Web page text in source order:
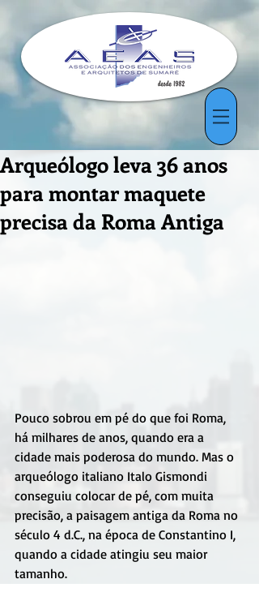
Arqueólogo leva 36 anos
para montar maquete
precisa da Roma Antiga
Pouco sobrou em pé do que foi Roma,
há milhares de anos, quando era a
cidade mais poderosa do mundo. Mas o
arqueólogo italiano Italo Gismondi
conseguiu colocar de pé, com muita
precisão, a paisagem antiga da Roma no
século 4 d.C., na época de Constantino I,
quando a cidade atingiu seu maior
tamanho.